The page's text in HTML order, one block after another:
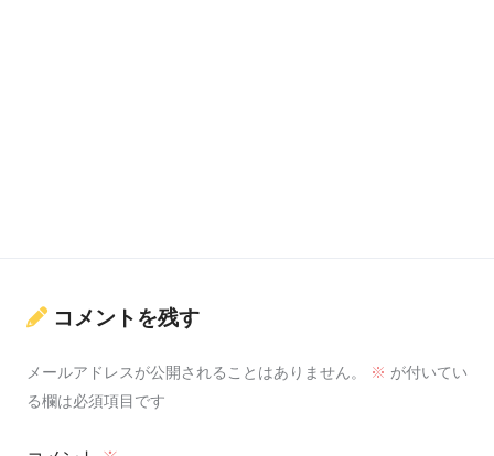
コメントを残す
メールアドレスが公開されることはありません。 ※ が付いてい
る欄は必須項目です